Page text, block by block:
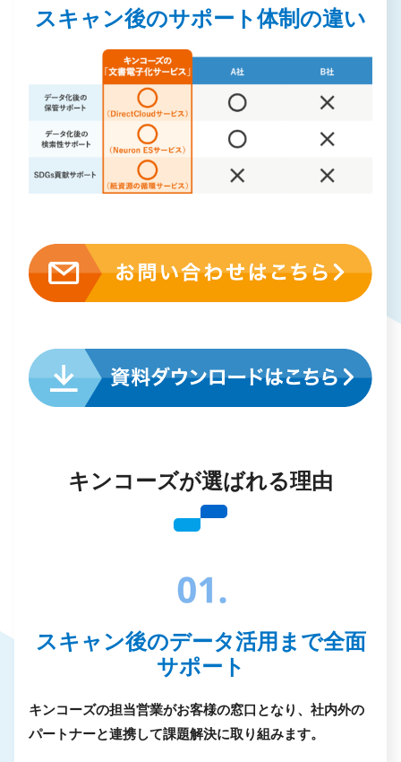
スキャン後のサポート体制の違い
キンコーズが選ばれる理由
スキャン後のデータ活用まで全面
サポート
キンコーズの担当営業がお客様の窓口となり、社内外の
パートナーと連携して課題解決に取り組みます。